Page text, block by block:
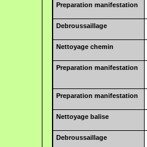
Preparation manifestation
Debroussaillage
Nettoyage chemin
Preparation manifestation
Preparation manifestation
Nettoyage balise
Debroussaillage